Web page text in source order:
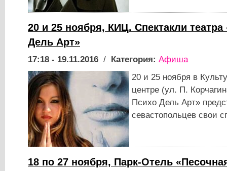
20 и 25 ноября, КИЦ. Спектакли
Дель Арт»
17:18 - 19.11.2016 / Категория: Афиша
20 и 25 ноября в
центре (ул. П.
Психо Дель Арт»
севастопольцев свои
18 по 27 ноября, Парк-Отель